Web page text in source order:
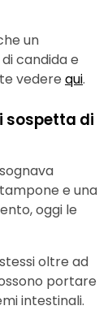
un
candida e
vedere qui.
sospetta di
e una
oggi le
oltre ad
portare
intestinali.